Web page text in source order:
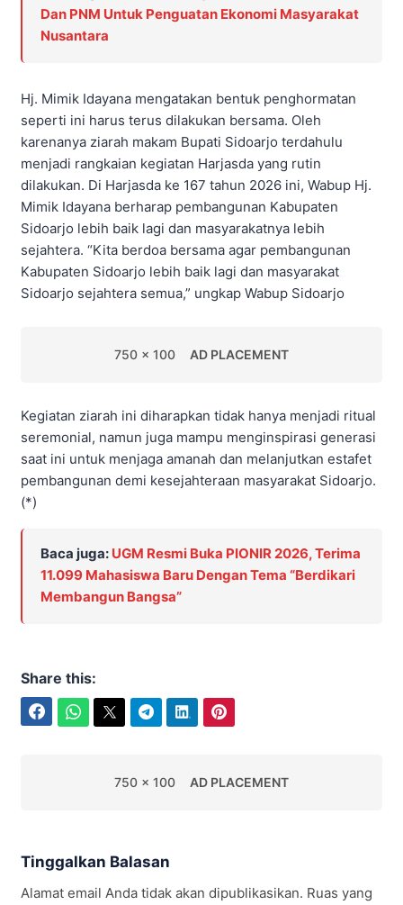
Dan PNM Untuk Penguatan Ekonomi Masyarakat
Nusantara
Hj. Mimik Idayana mengatakan bentuk penghormatan
seperti ini harus terus dilakukan bersama. Oleh
karenanya ziarah makam Bupati Sidoarjo terdahulu
menjadi rangkaian kegiatan Harjasda yang rutin
dilakukan. Di Harjasda ke 167 tahun 2026 ini, Wabup Hj.
Mimik Idayana berharap pembangunan Kabupaten
Sidoarjo lebih baik lagi dan masyarakatnya lebih
sejahtera. “Kita berdoa bersama agar pembangunan
Kabupaten Sidoarjo lebih baik lagi dan masyarakat
Sidoarjo sejahtera semua,” ungkap Wabup Sidoarjo
750 x 100 AD PLACEMENT
Kegiatan ziarah ini diharapkan tidak hanya menjadi ritual
seremonial, namun juga mampu menginspirasi generasi
saat ini untuk menjaga amanah dan melanjutkan estafet
pembangunan demi kesejahteraan masyarakat Sidoarjo.
(*)
Baca juga: UGM Resmi Buka PIONIR 2026, Terima
11.099 Mahasiswa Baru Dengan Tema “Berdikari
Membangun Bangsa”
Share this:
750 x 100 AD PLACEMENT
Tinggalkan Balasan
Alamat email Anda tidak akan dipublikasikan. Ruas yang